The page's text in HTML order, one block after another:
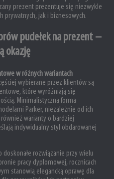
prezent prezentuje się niezwykle
prywatnych, jak i biznesowych.
pudełek na prezent –
okazję
w różnych wariantach
wybierane przez klientów są
które wyróżniają się
Minimalistyczna forma
Parker, niezależnie od ich
warianty o bardziej
indywidualny styl obdarowanej
doskonałe rozwiązanie przy wielu
pracy dyplomowej, rocznicach
stanowią elegancką oprawę dla